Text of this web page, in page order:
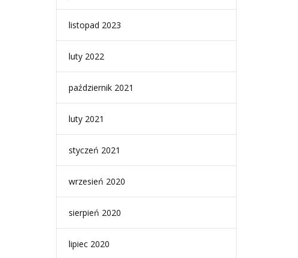
listopad 2023
luty 2022
październik 2021
luty 2021
styczeń 2021
wrzesień 2020
sierpień 2020
lipiec 2020